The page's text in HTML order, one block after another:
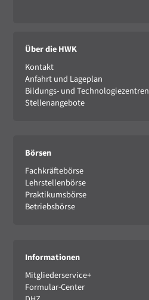
Über die HWK
Kontakt
Anfahrt und Lageplan
Bildungs- und Technologiezentren
Stellenangebote
Börsen
Fachkräftebörse
Lehrstellenbörse
Praktikumsbörse
Betriebsbörse
Informationen
Mitgliederservice+
Formular-Center